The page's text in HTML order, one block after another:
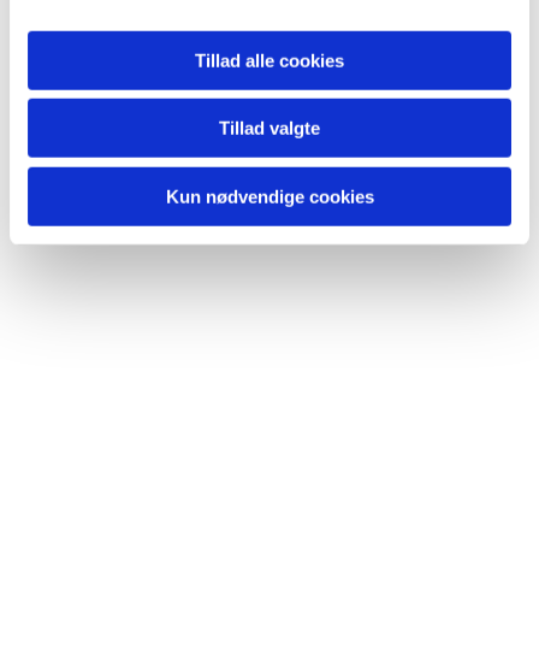
Tillad alle cookies
Tillad valgte
Kun nødvendige cookies
Du vil måske også kunne lide...